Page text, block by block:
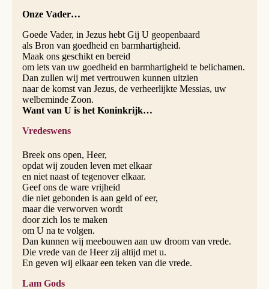
Onze Vader…
Goede Vader, in Jezus hebt Gij U geopenbaard
als Bron van goedheid en barmhartigheid.
Maak ons geschikt en bereid
om iets van uw goedheid en barmhartigheid te belichamen.
Dan zullen wij met vertrouwen kunnen uitzien
naar de komst van Jezus, de verheerlijkte Messias, uw
welbeminde Zoon.
Want van U is het Koninkrijk…
Vredeswens
Breek ons open, Heer,
opdat wij zouden leven met elkaar
en niet naast of tegenover elkaar.
Geef ons de ware vrijheid
die niet gebonden is aan geld of eer,
maar die verworven wordt
door zich los te maken
om U na te volgen.
Dan kunnen wij meebouwen aan uw droom van vrede.
Die vrede van de Heer zij altijd met u.
En geven wij elkaar een teken van die vrede.
Lam Gods